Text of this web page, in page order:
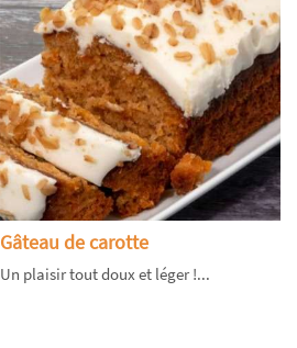
Gâteau de carotte
Un plaisir tout doux et léger !...